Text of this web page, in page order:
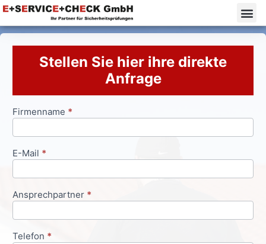
Stellen Sie hier ihre direkte
Anfrage
Anfrageformular
Firmenname *
E-Mail *
Ansprechpartner *
Telefon *